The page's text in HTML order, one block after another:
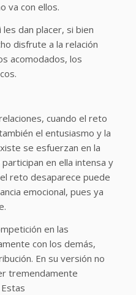
va con ellos.
dan placer, si bien
disfrute a la relación
acomodados, los
cuando el reto
el entusiasmo y la
se esfuerzan en la
en ella intensa y
reto desaparece puede
emocional, pues ya
en las
con los demás,
En su versión no
tremendamente